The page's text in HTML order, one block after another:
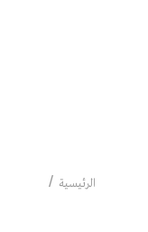
الرئيسية